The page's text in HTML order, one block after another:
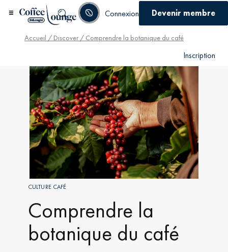
Connexion Devenir membre
Inscription
Accueil / Discover / Comprendre la botanique du café
CULTURE CAFÉ
Comprendre la
botanique du café